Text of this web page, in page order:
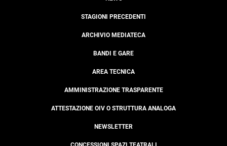
STAGIONI PRECEDENTI
ARCHIVIO MEDIATECA
BANDI E GARE
AREA TECNICA
AMMINISTRAZIONE TRASPARENTE
ATTESTAZIONE OIV O STRUTTURA ANALOGA
NEWSLETTER